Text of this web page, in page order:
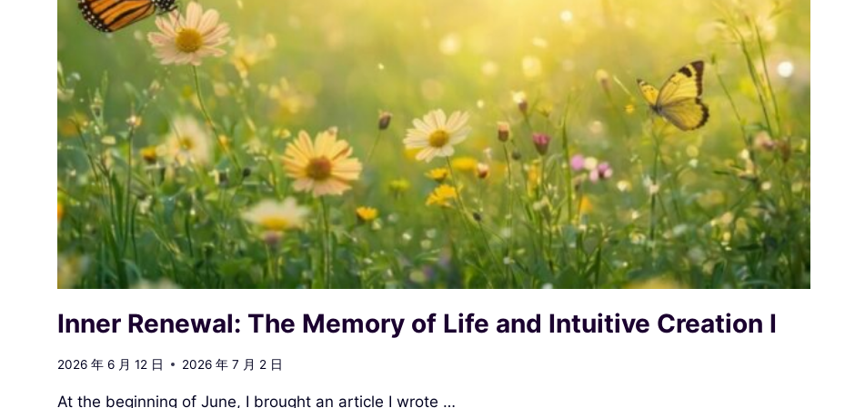
Inner Renewal: The Memory of Life and Intuitive Creation I
2026 年 6 月 12 日 2026 年 7 月 2 日
At the beginning of June, I brought an article I wrote …